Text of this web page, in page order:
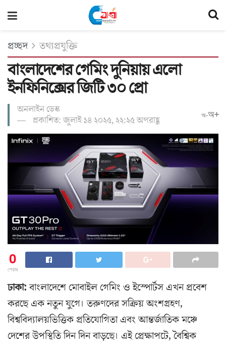
প্রচ্ছদ তথ্যপ্রযুক্তি
বাংলাদেশের গেমিং দুনিয়ায় এলো
ইনফিনিক্সের জিটি ৩০ প্রো
অনলাইন ডেস্ক
প্রকাশিত: জুলাই ১৪ ২০২৫, ২২:২৫ অপরাহ্ণ
অ-অ+
0
শেয়ার
ঢাকা:বাংলাদেশে মোবাইল গেমিং ও ইস্পোর্টস এখন প্রবেশ
করছে এক নতুন যুগে। তরুণদের সক্রিয় অংশগ্রহণ,
বিশ্ববিদ্যালয়ভিত্তিক প্রতিযোগিতা এবং আন্তর্জাতিক মঞ্চে
দেশের উপস্থিতি দিন দিন বাড়ছে। এই প্রেক্ষাপটে, বৈশ্বিক